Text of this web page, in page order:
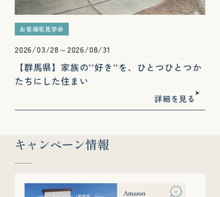
お客様宅見学会
2026/03/28～2026/08/31
【群馬県】家族の’’好き’’を、ひとつひとつか
たちにした住まい
詳細を見る
キャンペーン情報